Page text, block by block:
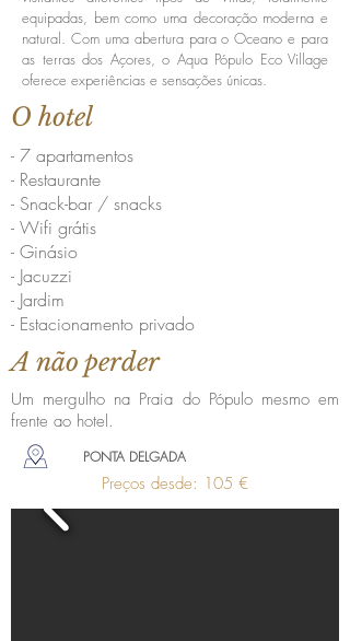
equipadas, bem como uma decoração moderna e
natural. Com uma abertura para o Oceano e para
as terras dos Açores, o Aqua Pópulo Eco Village
oferece experiências e sensações únicas.
O hotel
- 7 apartamentos
- Restaurante
- Snack-bar / snacks
- Wifi grátis
- Ginásio
- Jacuzzi
- Jardim
- Estacionamento privado
A não perder
Um mergulho na Praia do Pópulo mesmo em
frente ao hotel.
PONTA DELGADA
Preços desde: 105 €